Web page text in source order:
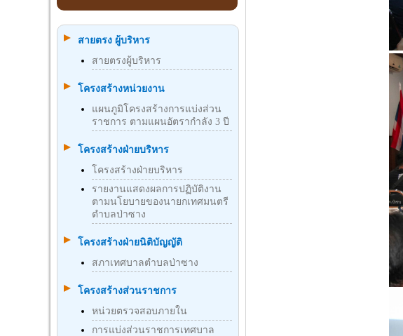
สายตรง ผู้บริหาร
สายตรงผู้บริหาร
โครงสร้างหน่วยงาน
แผนภูมิโครงสร้างการแบ่งส่วน
ราชการ ตามแผนอัตรากำลัง 3 ปี
โครงสร้างฝ่ายบริหาร
โครงสร้างฝ่ายบริหาร
รายงานแสดงผลการปฏิบัติงาน
ตามนโยบายของนายกเทศมนตรี
ตำบลป่าซาง
โครงสร้างฝ่ายนิติบัญญัติ
สภาเทศบาลตำบลป่าซาง
โครงสร้างส่วนราชการ
หน่วยตรวจสอบภายใน
การแบ่งส่วนราชการเทศบาล